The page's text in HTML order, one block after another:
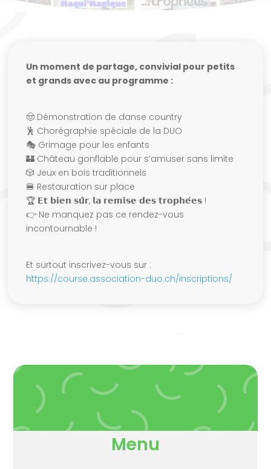
Un moment de partage, convivial pour petits
et grands avec au programme :
🤠 Démonstration de danse country
🕺 Chorégraphie spéciale de la DUO
🎭 Grimage pour les enfants
🏰 Château gonflable pour s’amuser sans limite
🎲 Jeux en bois traditionnels
🍔 Restauration sur place
🏆 𝗘𝘁 𝗯𝗶𝗲𝗻 𝘀𝘂̂𝗿, 𝗹𝗮 𝗿𝗲𝗺𝗶𝘀𝗲 𝗱𝗲𝘀 𝘁𝗿𝗼𝗽𝗵𝗲́𝗲𝘀 !
👉 Ne manquez pas ce rendez-vous
incontournable !
Et surtout inscrivez-vous sur :
https://course.association-duo.ch/inscriptions/
Menu